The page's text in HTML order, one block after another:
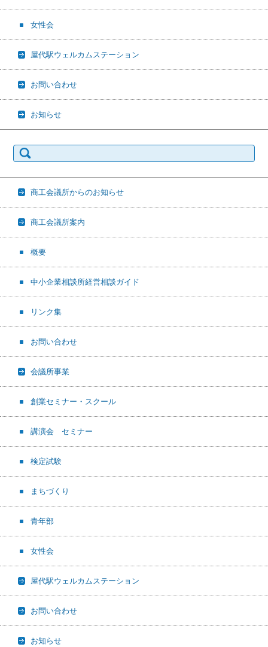
女性会
屋代駅ウェルカムステーション
お問い合わせ
お知らせ
索:
商工会議所からのお知らせ
商工会議所案内
概要
中小企業相談所経営相談ガイド
リンク集
お問い合わせ
会議所事業
創業セミナー・スクール
講演会 セミナー
検定試験
まちづくり
青年部
女性会
屋代駅ウェルカムステーション
お問い合わせ
お知らせ